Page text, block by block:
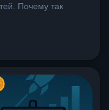
Почему так